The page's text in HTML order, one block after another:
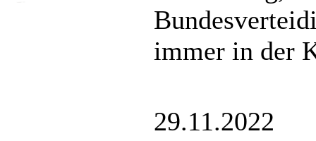
immer in der
29.11.2022